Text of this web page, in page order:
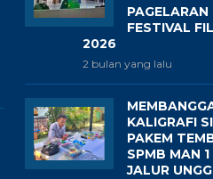
PAGELARAN
FESTIVAL
2026
2 bulan yang lalu
KALIGRAFI
PAKEM
SPMB MAN
JALUR